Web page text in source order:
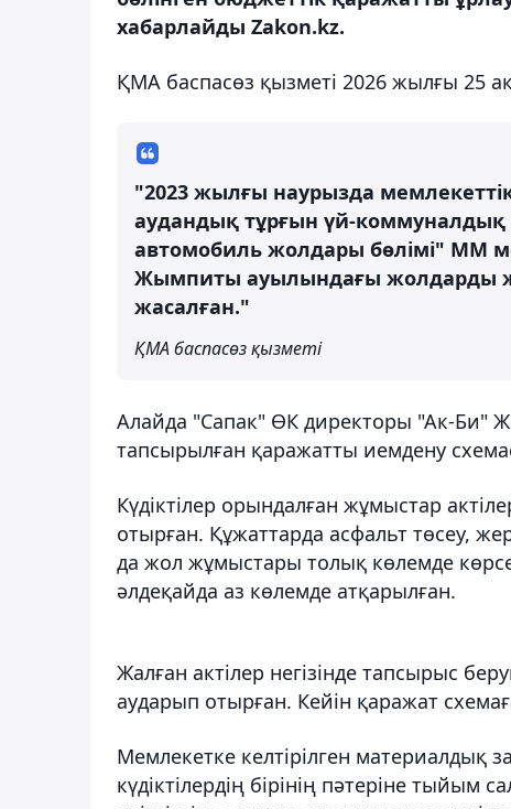
хабарлайды Zakon.kz.
ҚМА баспасөз қызметі 2026 жылғы 25
"2023 жылғы наурызда
аудандық тұрғын үй-
автомобиль жолдары бөлімі" ММ
Жымпиты ауылындағы жолдарды
жасалған."
ҚМА баспасөз қызметі
Алайда "Сапак" ӨК директоры "Ак-Би"
тапсырылған қаражатты иемдену
Күдіктілер орындалған жұмыстар
отырған. Құжаттарда асфальт төсеу,
да жол жұмыстары толық көлемде
әлдеқайда аз көлемде атқарылған.
Жалған актілер негізінде тапсырыс
аударып отырған. Кейін қаражат
Мемлекетке келтірілген материалдық
күдіктілердің бірінің пәтеріне